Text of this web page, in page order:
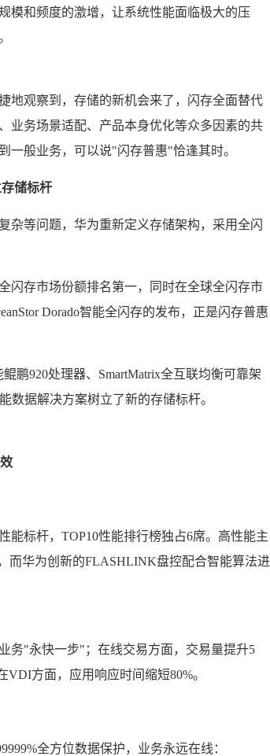
模和频度的激增，让系统性能面临极大的压
地观察到，存储的新机会来了，闪存全面替代
业务场景适配、产品本身优化等众多因素的共
一般业务，可以说"闪存普惠"恰逢其时。
储标杆
杂等问题，华为重新定义存储架构，采用全闪
闪存市场份额排名第一，同时在全球全闪存市
Dorado智能全闪存的发布，正是闪存普惠
鹏920处理器、SmartMatrix全互联均衡可靠架
数据解决方案树立了新的存储标杆。
能标杆，TOP10性能排行榜独占6席。高性能主
而华为创新的FLASHLINK盘控配合智能算法进
务"永快一步"；在线交易方面，交易量提升5
方面，应用响应时间缩短80%。
全方位数据保护，业务永远在线：